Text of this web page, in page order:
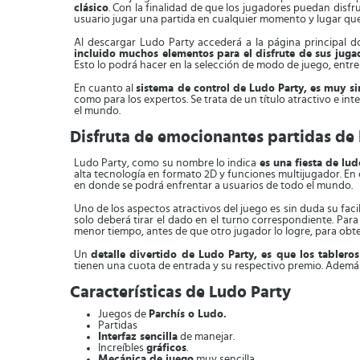
clásico. Con la finalidad de que los jugadores puedan
usuario jugar una partida en cualquier momento y lugar
Al descargar Ludo Party accederá a la página principal
incluido muchos elementos para el disfrute de sus
Esto lo podrá hacer en la selección de modo de juego,
En cuanto alsistema de control de Ludo Party, es muy
como para los expertos. Se trata de un título atractivo e
el mundo.
Disfruta de emocionantes partidas de
Ludo Party, como su nombre lo indica es una fiesta de
alta tecnología en formato 2D y funciones multijugador. En
en donde se podrá enfrentar a usuarios de todo el mundo.
Uno de los aspectos atractivos del juego es sin duda su
solo deberá tirar el dado en el turno correspondiente.
menor tiempo, antes de que otro jugador lo logre, para
Undetalle divertido de Ludo Party, es que los
tienen una cuota de entrada y su respectivo premio.
Características de Ludo Party
Juegos de Parchís o Ludo.
Partidas
Interfaz sencilla de manejar.
Increíbles gráficos.